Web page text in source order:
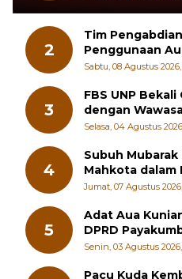
2
Tim
Penggunaan
Guru Kimia
Sabtu, 08 Agustus
3
FBS UNP
dengan
Kewirausahaan
Selasa, 04 Agustus
4
Subuh Mubarak
Mahkota dalam
Jumat, 07 Agustus
5
Adat Aua
DPRD
Generasi Muda
Senin, 03 Agustus
Pacu Kuda